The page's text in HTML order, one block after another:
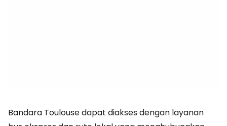
Bandara Toulouse dapat diakses dengan layanan